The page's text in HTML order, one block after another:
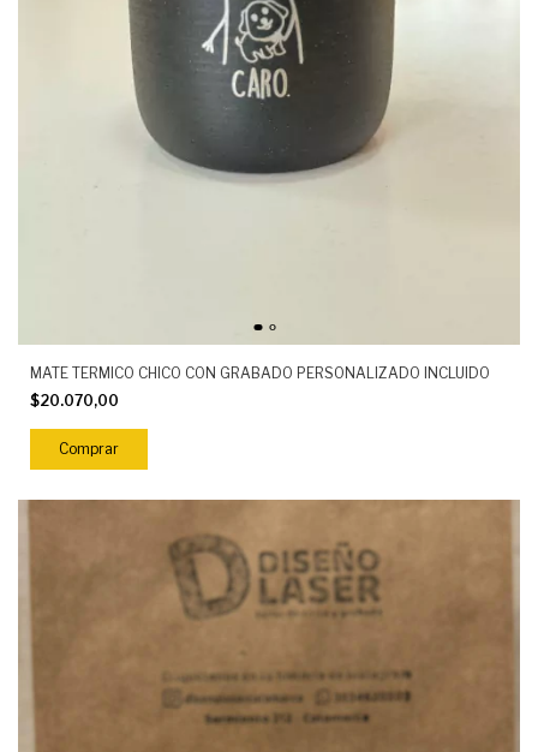
MATE TERMICO CHICO CON GRABADO PERSONALIZADO INCLUIDO
$20.070,00
Comprar